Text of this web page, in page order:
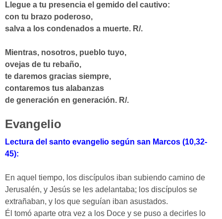
Llegue a tu presencia el gemido del cautivo:
con tu brazo poderoso,
salva a los condenados a muerte. R/.
Mientras, nosotros, pueblo tuyo,
ovejas de tu rebaño,
te daremos gracias siempre,
contaremos tus alabanzas
de generación en generación. R/.
Evangelio
Lectura del santo evangelio según san Marcos (10,32-
45):
En aquel tiempo, los discípulos iban subiendo camino de
Jerusalén, y Jesús se les adelantaba; los discípulos se
extrañaban, y los que seguían iban asustados.
Él tomó aparte otra vez a los Doce y se puso a decirles lo